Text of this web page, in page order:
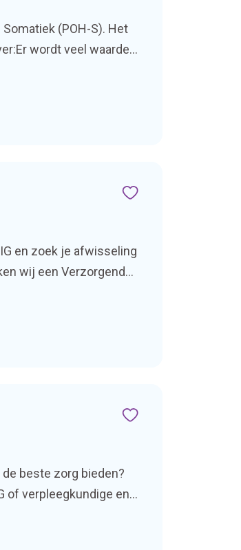
(POH-S). Het
wordt veel waarde
en zoek je afwisseling
wij een Verzorgende
beste zorg bieden?
of verpleegkundige en